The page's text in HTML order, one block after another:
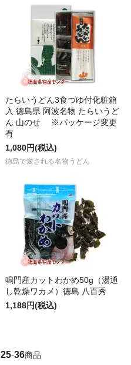
たらいうどん3食つゆ付化粧箱
入 徳島県 阿波名物 たらいうど
ん 山のせ ※パッケージ変更
有
1,080円(税込)
徳島で愛される名物うどん
鳴門産カットわかめ50g（湯通
し乾燥ワカメ）徳島 八百秀
1,188円(税込)
25-36商品